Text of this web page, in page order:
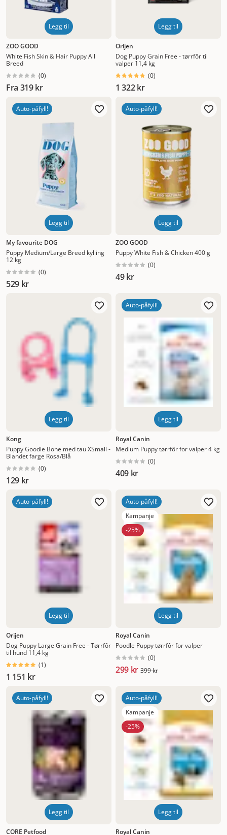
Legg til
ZOO GOOD
White Fish Skin & Hair Puppy All
Breed
(0)
Fra 319 kr
Legg til
Orijen
Dog Puppy Grain Free - tørrfôr til
valper 11,4 kg
(0)
1 322 kr
Auto-påfyll!
Legg til
My favourite DOG
Puppy Medium/Large Breed kylling
12 kg
(0)
529 kr
Auto-påfyll!
Legg til
ZOO GOOD
Puppy White Fish & Chicken 400 g
(0)
49 kr
Legg til
Kong
Puppy Goodie Bone med tau XSmall -
Blandet farge Rosa/Blå
(0)
129 kr
Auto-påfyll!
Legg til
Royal Canin
Medium Puppy tørrfôr for valper 4 kg
(0)
409 kr
Auto-påfyll!
Legg til
Orijen
Dog Puppy Large Grain Free - Tørrfôr
til hund 11,4 kg
(1)
1 151 kr
Auto-påfyll!
Kampanje
-25%
Legg til
Royal Canin
Poodle Puppy tørrfôr for valper
(0)
299 kr 399 kr
Auto-påfyll!
Legg til
CORE Petfood
Auto-påfyll!
Kampanje
-25%
Legg til
Royal Canin